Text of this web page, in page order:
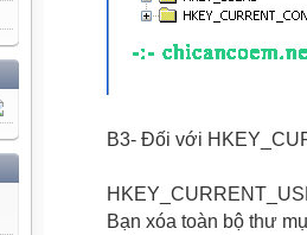
B3- Đối với
Bạn xóa toàn bộ thư